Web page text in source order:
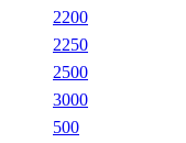
2200
2250
2500
3000
500